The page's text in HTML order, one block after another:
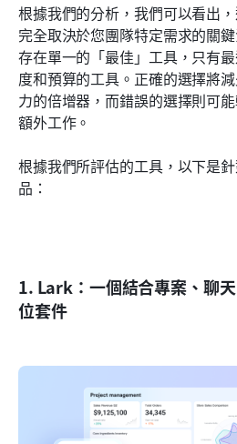
根據我們的分析，我們可以看出
完全取決於您團隊特定需求的關
存在單一的「最佳」工具，只有
度和預算的工具。正確的選擇將
力的倍增器，而錯誤的選擇則可
額外工作。
根據我們所評估的工具，以下是
品：
1. Lark：一個結合專案、聊
位套件